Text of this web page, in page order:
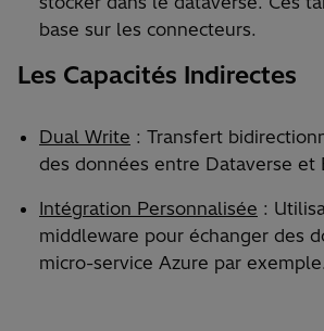
base sur les connecteurs.
Les Capacités Indirectes
Dual Write : Transfert
des données entre Dataverse et
Intégration Personnalisée :
middleware pour échanger des
micro-service Azure par exemple.